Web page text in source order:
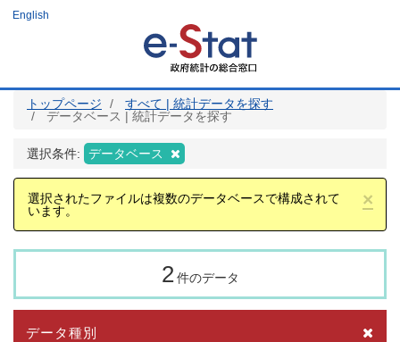
ツ
English
トップページ
すべて | 統計データを探す
データベース | 統計データを探す
選択条件: データベース
×
選択されたファイルは複数のデータベースで構成されて
います。
2 件のデータ
データ種別